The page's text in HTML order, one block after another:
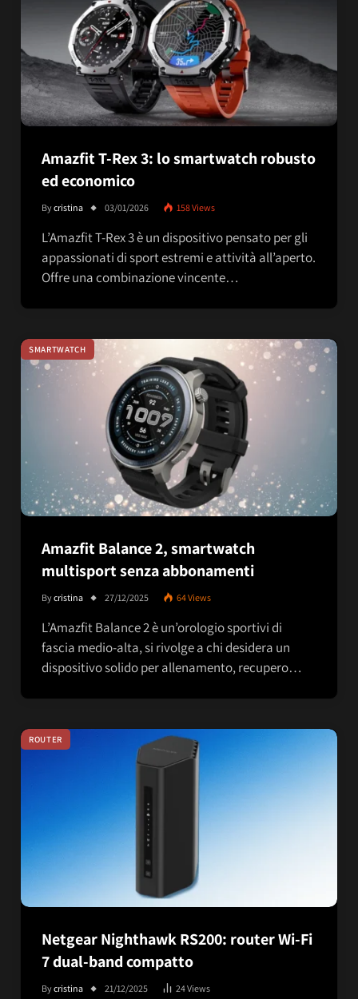
Amazfit T-Rex 3: lo smartwatch robusto
ed economico
Bycristina 03/01/2026 158Views
L’Amazfit T-Rex 3 è un dispositivo pensato per gli
appassionati di sport estremi e attività all’aperto.
Offre una combinazione vincente…
SMARTWATCH
Amazfit Balance 2, smartwatch
multisport senza abbonamenti
Bycristina 27/12/2025 64Views
L’Amazfit Balance 2 è un’orologio sportivi di
fascia medio-alta, si rivolge a chi desidera un
dispositivo solido per allenamento, recupero…
ROUTER
Netgear Nighthawk RS200: router Wi-Fi
7 dual-band compatto
Bycristina 21/12/2025 24Views